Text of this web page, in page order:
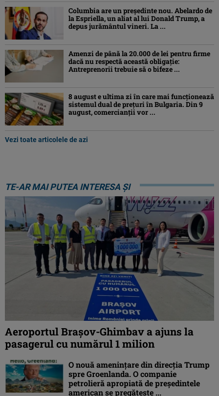
Columbia are un președinte nou. Abelardo de
la Espriella, un aliat al lui Donald Trump, a
depus jurământul vineri. La ...
Amenzi de până la 20.000 de lei pentru firme
dacă nu respectă această obligație:
Antreprenorii trebuie să o bifeze ...
8 august e ultima zi în care mai funcționează
sistemul dual de prețuri în Bulgaria. Din 9
august, comercianții vor ...
Vezi toate articolele de azi
TE-AR MAI PUTEA INTERESA ȘI
Aeroportul Brașov-Ghimbav a ajuns la
pasagerul cu numărul 1 milion
O nouă amenințare din direcția Trump
spre Groenlanda. O companie
petrolieră apropiată de președintele
american se pregătește ...